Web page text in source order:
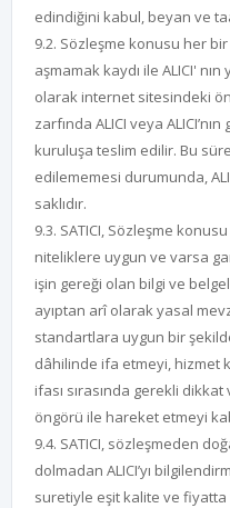
edindiğini kabul, beyan ve
9.2. Sözleşme konusu her
aşmamak kaydı ile ALICI' nın
olarak internet sitesindeki
zarfında ALICI veya
kuruluşa teslim edilir. Bu
edilememesi durumunda,
saklıdır.
9.3. SATICI, Sözleşme
niteliklere uygun ve varsa
işin gereği olan bilgi ve
ayıptan arî olarak yasal
standartlara uygun bir
dâhilinde ifa etmeyi, hizmet
ifası sırasında gerekli
öngörü ile hareket etmeyi
9.4. SATICI, sözleşmeden
dolmadan ALICI’yı
suretiyle eşit kalite ve